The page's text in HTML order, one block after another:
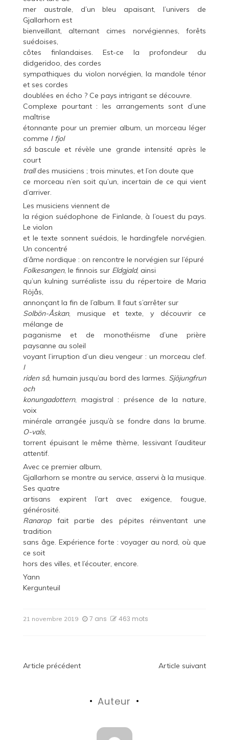
mer australe, d’un bleu apaisant, l’univers de
Gjallarhorn est
bienveillant, alternant cimes norvégiennes, forêts
suédoises,
côtes finlandaises. Est-ce la profondeur du
didgeridoo, des cordes
sympathiques du violon norvégien, la mandole ténor
et ses cordes
doublées en écho ? Ce pays intrigant se découvre.
Complexe pourtant : les arrangements sont d’une
maîtrise
étonnante pour un premier album, un morceau léger
comme I fjol
såbascule et révèle une grande intensité après le
court
tralldes musiciens ; trois minutes, et l’on doute que
ce morceau n’en soit qu’un, incertain de ce qui vient
d’arriver.
Les musiciens viennent de
la région suédophone de Finlande, à l’ouest du pays.
Le violon
et le texte sonnent suédois, le hardingfele norvégien.
Un concentré
d’âme nordique : on rencontre le norvégien sur l’épuré
Folkesangen, le finnois sur Eldgjald, ainsi
qu’un kulning surréaliste issu du répertoire de Maria
Röjås,
annonçant la fin de l’album. Il faut s’arrêter sur
Solbön-Åskan, musique et texte, y découvrir ce
mélange de
paganisme et de monothéisme d’une prière
paysanne au soleil
voyant l’irruption d’un dieu vengeur : un morceau clef.
I
riden så, humain jusqu’au bord des larmes. Sjöjungfrun
och
konungadottern, magistral : présence de la nature,
voix
minérale arrangée jusqu’à se fondre dans la brume.
O-vals,
torrent épuisant le même thème, lessivant l’auditeur
attentif.
Avec ce premier album,
Gjallarhorn se montre au service, asservi à la musique.
Ses quatre
artisans expirent l’art avec exigence, fougue,
générosité.
Ranaropfait partie des pépites réinventant une
tradition
sans âge. Expérience forte : voyager au nord, où que
ce soit
hors des villes, et l’écouter, encore.
Yann
Kergunteuil
21 novembre 2019 7 ans 463 mots
Navigation
Article précédent Article suivant
Auteur